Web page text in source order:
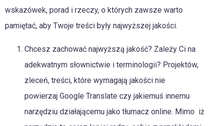
wskazówek, porad i rzeczy, o których zawsze warto
pamiętać, aby Twoje treści były najwyższej jakości.
Chcesz zachować najwyższą jakość? Zależy Ci na
adekwatnym słownictwie i terminologii? Projektów,
zleceń, treści, które wymagają jakości nie
powierzaj Google Translate czy jakiemuś innemu
narzędziu działającemu jako tłumacz online. Mimo iż